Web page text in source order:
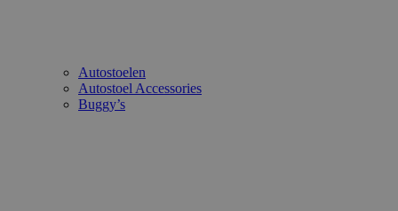
Autostoelen
Autostoel Accessories
Buggy’s